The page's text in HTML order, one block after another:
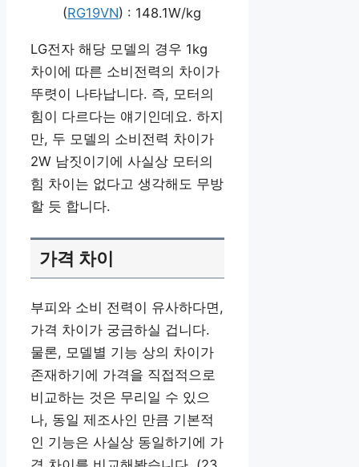
(RG19VN) : 148.1W/kg
LG전자 해당 모델의 경우 1kg
차이에 따른 소비전력의 차이가
뚜렷이 나타납니다. 즉, 모터의
힘이 다르다는 얘기인데요. 하지
만, 두 모델의 소비전력 차이가
2W 남짓이기에 사실상 모터의
힘 차이는 없다고 생각해도 무방
할 듯 합니다.
가격 차이
부피와 소비 전력이 유사하다면,
가격 차이가 궁금하실 겁니다.
물론, 모델별 기능 상의 차이가
존재하기에 가격을 직접적으로
비교하는 것은 무리일 수 있으
나, 동일 제조사인 만큼 기본적
인 기능은 사실상 동일하기에 가